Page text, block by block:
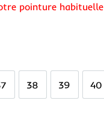
pointure habituelle
37
38
38
39
39
40
40